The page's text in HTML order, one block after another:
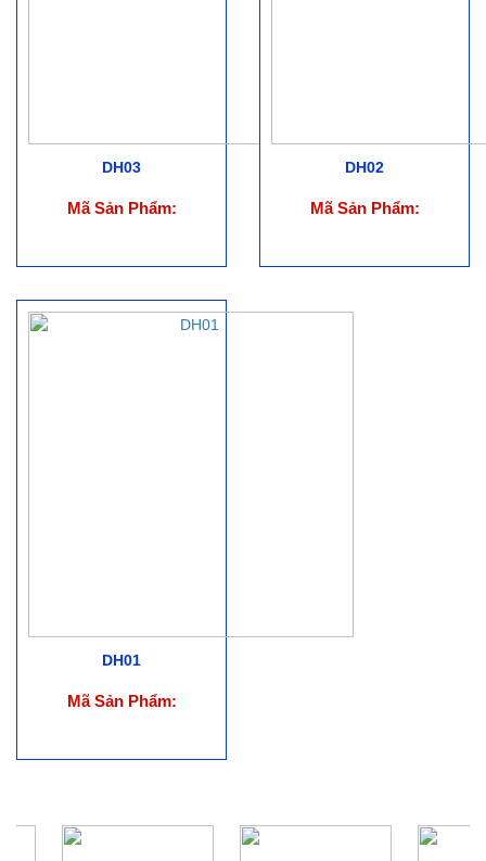
DH03
Mã Sản Phẩm:
DH02
Mã Sản Phẩm:
DH01
Mã Sản Phẩm: